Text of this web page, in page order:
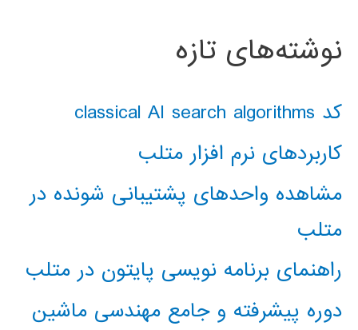
نوشته‌های تازه
کد classical AI search algorithms
کاربردهای نرم افزار متلب
مشاهده واحدهای پشتیبانی شونده در
متلب
راهنمای برنامه نویسی پایتون در متلب
دوره پیشرفته و جامع مهندسی ماشین